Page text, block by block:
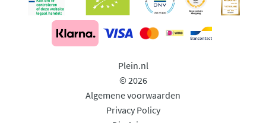
Plein.nl
© 2026
Algemene voorwaarden
Privacy Policy